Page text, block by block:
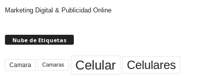
Marketing Digital & Publicidad Online
Nube de Etiquetas
Camara Camaras Celular Celulares